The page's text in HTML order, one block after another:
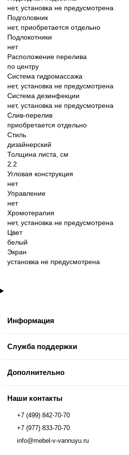
нет, установка не предусмотрена
Подголовник
нет, приобретается отдельно
Подлокотники
нет
Расположение перелива
по центру
Система гидромассажа
нет, установка не предусмотрена
Система дезинфекции
нет, установка не предусмотрена
Слив-перелив
приобретается отдельно
Стиль
дизайнерский
Толщина листа, см
2.2
Угловая конструкция
нет
Управление
нет
Хромотерапия
нет, установка не предусмотрена
Цвет
белый
Экран
установка не предусмотрена
Информация
Служба поддержки
Дополнительно
Наши контакты
+7 (499) 842-70-70
+7 (977) 833-70-70
info@mebel-v-vannuyu.ru